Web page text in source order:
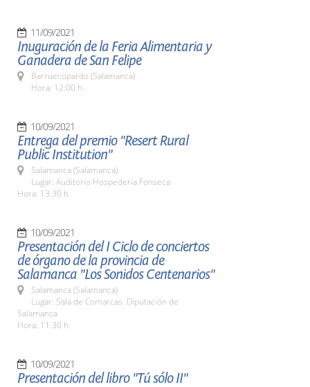
11/09/2021
Inuguración de la Feria Alimentaria y
Ganadera de San Felipe
Barruecopardo (Salamanca)
Hora: 12:00 h.
10/09/2021
Entrega del premio "Resert Rural
Public Institution"
Salamanca (Salamanca)
Lugar: Auditorio Hospedería Fonseca
Hora: 13:30 h.
10/09/2021
Presentación del I Ciclo de conciertos
de órgano de la provincia de
Salamanca "Los Sonidos Centenarios"
Salamanca (Salamanca)
Lugar: Sala de Comarcas. Diputación de
Salamanca
Hora: 11:30 h.
10/09/2021
Presentación del libro "Tú sólo II"